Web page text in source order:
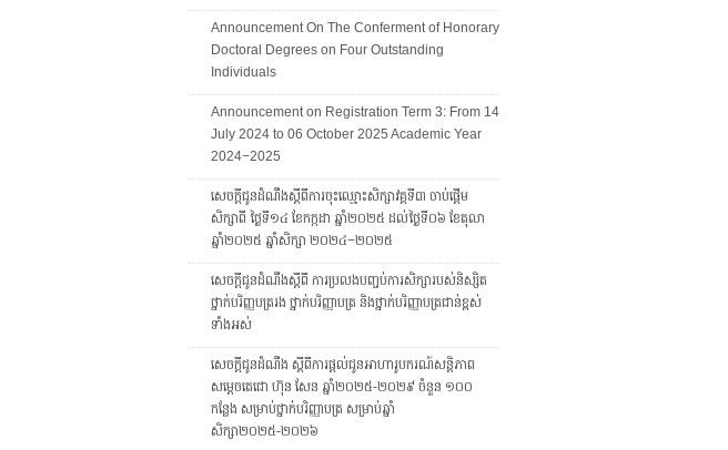
Announcement On The Conferment of Honorary
Doctoral Degrees on Four Outstanding
Individuals
Announcement on Registration Term 3: From 14
July 2024 to 06 October 2025 Academic Year
2024−2025
សេចក្ដីជូនដំណឹងស្ដីពីការចុះឈ្មោះសិក្សាវគ្គទី៣ ចាប់ផ្តើម
សិក្សាពី ថ្ងៃទី១៤ ខែកក្កដា ឆ្នាំ២០២៥ ដល់ថ្ងៃទី០៦ ខែតុលា
ឆ្នាំ២០២៥ ឆ្នាំសិក្សា ២០២៤−២០២៥
សេចក្តីជូនដំណឹងស្តីពី ការប្រលងបញ្ចប់ការសិក្សារបស់និស្សិត
ថ្នាក់បរិញ្ញបត្ររង ថ្នាក់បរិញ្ញាបត្រ និងថ្នាក់បរិញ្ញាបត្រជាន់ខ្ពស់
ទាំងអស់
សេចក្តីជូនដំណឹង ស្តីពីការផ្តល់ជូនអាហារូបករណ៍សន្តិភាព
សម្ដេចតេជោ ហ៊ុន សែន ឆ្នាំ២០២៥-២០២៩ ចំនួន ១០០
កន្លែង សម្រាប់ថ្នាក់បរិញ្ញាបត្រ សម្រាប់ឆ្នាំ
សិក្សា២០២៥-២០២៦